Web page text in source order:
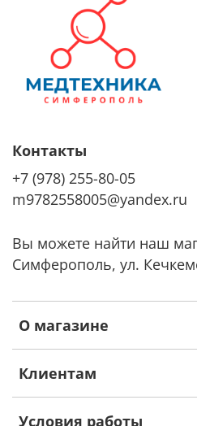
О магазине
Клиентам
Условия работы
Контакты
+7 (978) 255-80-05
m9782558005@yandex.ru
Вы можете найти наш
Симферополь, ул.